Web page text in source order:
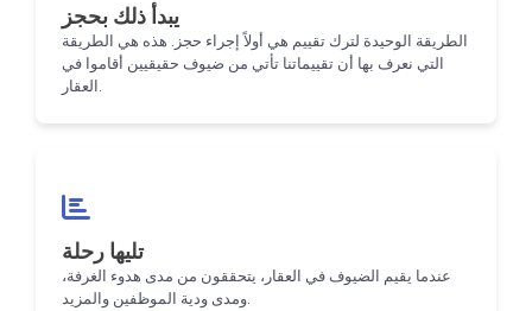
يبدأ ذلك بحجز
الطريقة الوحيدة لترك تقييم هي أولاً إجراء حجز. هذه هي الطريقة
التي نعرف بها أن تقييماتنا تأتي من ضيوف حقيقيين أقاموا في
العقار.
تليها رحلة
عندما يقيم الضيوف في العقار، يتحققون من مدى هدوء الغرفة،
ومدى ودية الموظفين والمزيد.